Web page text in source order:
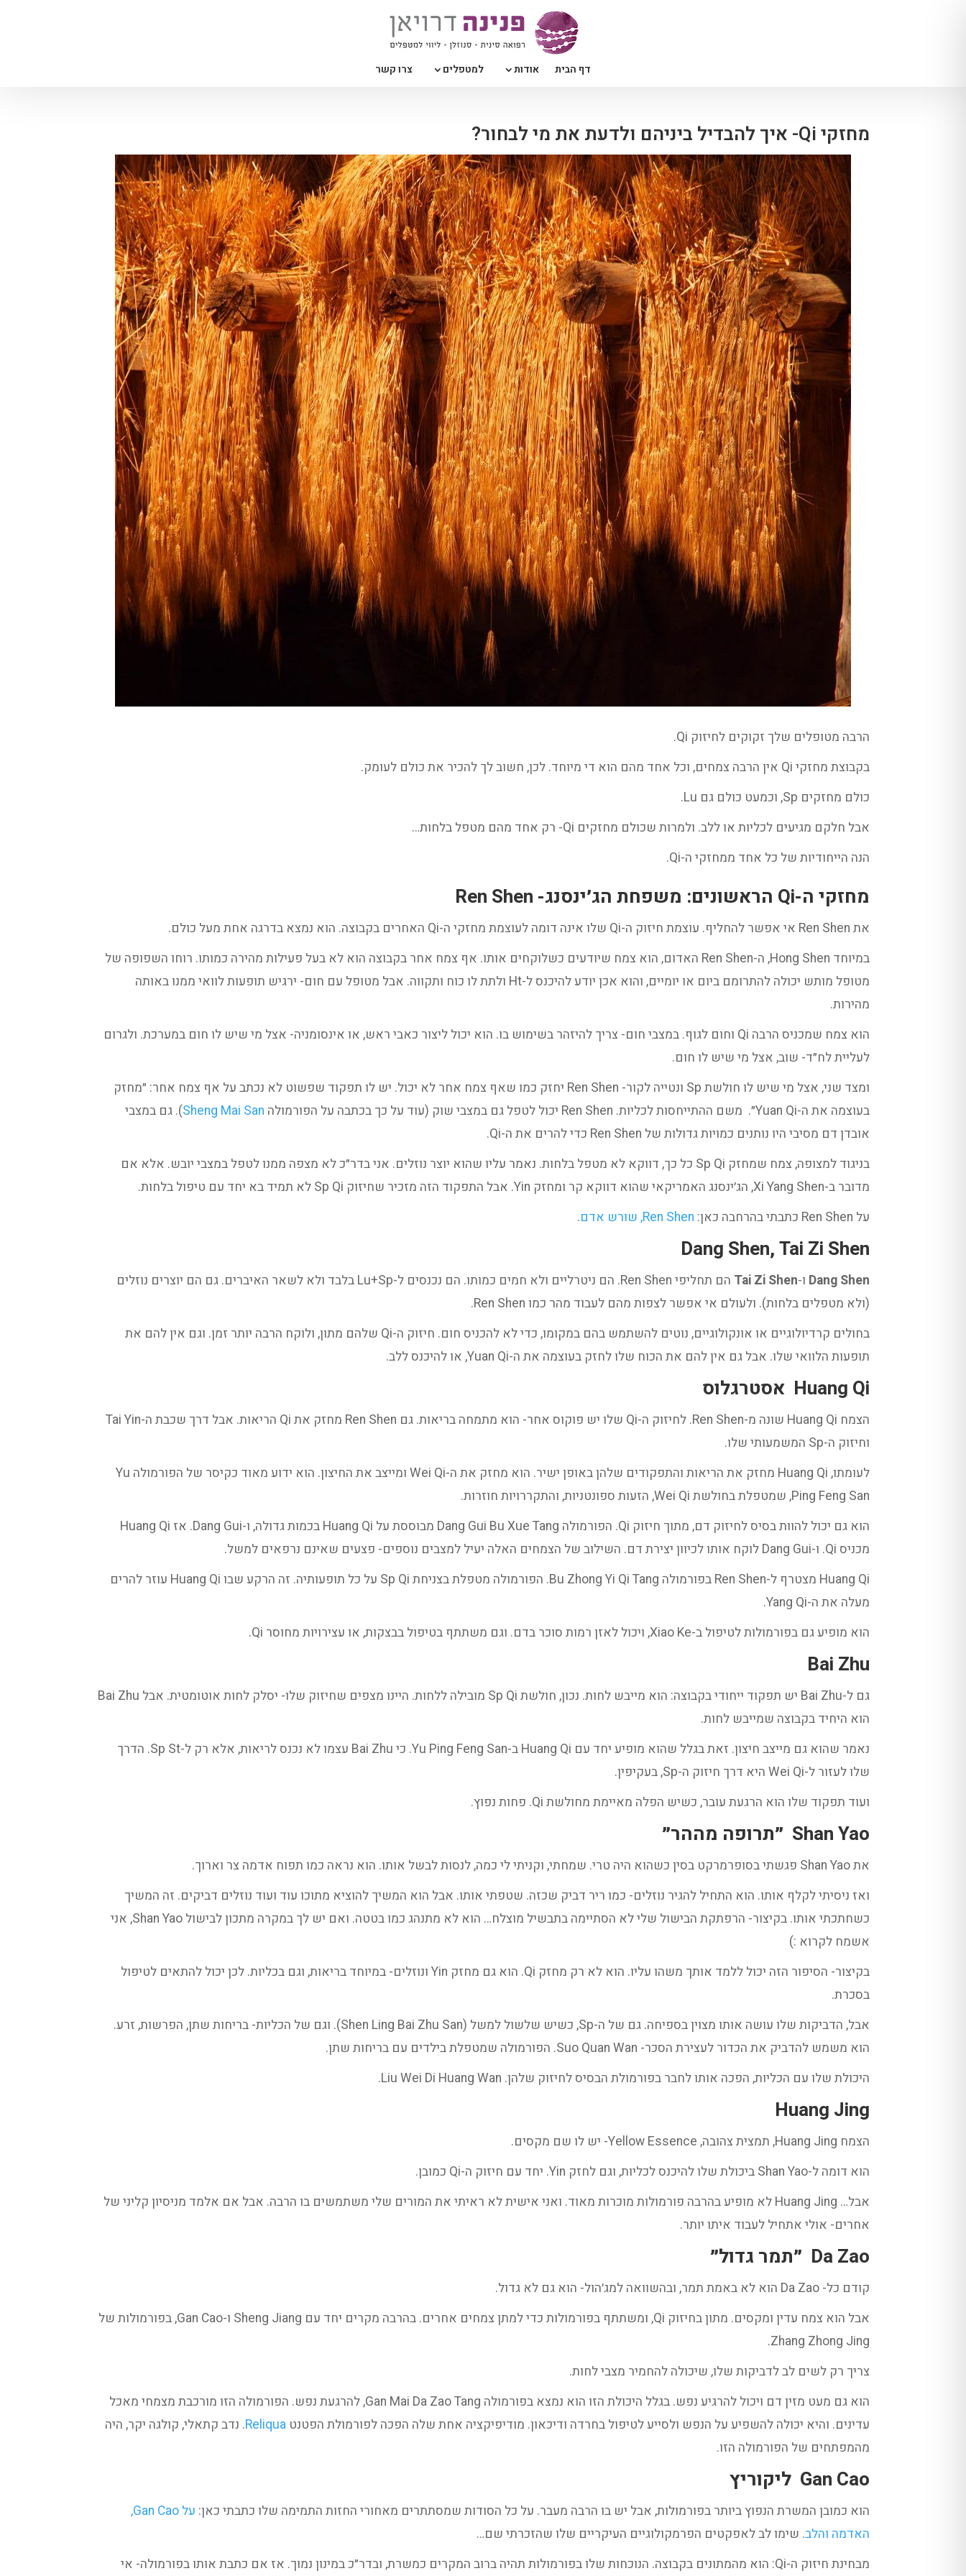
דף הבית אודות למטפלים צרו קשר
מחזקי Qi- איך להבדיל ביניהם ולדעת את מי לבחור?
הרבה מטופלים שלך זקוקים לחיזוק Qi.
בקבוצת מחזקי Qi אין הרבה צמחים, וכל אחד מהם הוא די מיוחד. לכן, חשוב לך להכיר את כולם לעומק.
כולם מחזקים Sp, וכמעט כולם גם Lu.
אבל חלקם מגיעים לכליות או ללב. ולמרות שכולם מחזקים Qi- רק אחד מהם מטפל בלחות…
הנה הייחודיות של כל אחד ממחזקי ה-Qi.
מחזקי ה-Qi הראשונים: משפחת הג׳ינסנג- Ren Shen
את Ren Shen אי אפשר להחליף. עוצמת חיזוק ה-Qi שלו אינה דומה לעוצמת מחזקי ה-Qi האחרים בקבוצה. הוא נמצא בדרגה אחת מעל כולם.
במיוחד Hong Shen, ה-Ren Shen האדום, הוא צמח שיודעים כשלוקחים אותו. אף צמח אחר בקבוצה הוא לא בעל פעילות מהירה כמותו. רוחו השפופה של
מטופל מותש יכולה להתרומם ביום או יומיים, והוא אכן יודע להיכנס ל-Ht ולתת לו כוח ותקווה. אבל מטופל עם חום- ירגיש תופעות לוואי ממנו באותה
מהירות.
הוא צמח שמכניס הרבה Qi וחום לגוף. במצבי חום- צריך להיזהר בשימוש בו. הוא יכול ליצור כאבי ראש, או אינסומניה- אצל מי שיש לו חום במערכת. ולגרום
לעליית לח״ד- שוב, אצל מי שיש לו חום.
ומצד שני, אצל מי שיש לו חולשת Sp ונטייה לקור- Ren Shen יחזק כמו שאף צמח אחר לא יכול.
יש לו תפקוד שפשוט לא נכתב על אף צמח אחר: ״מחזק
בעוצמה את ה-Yuan Qi״. משם ההתייחסות לכליות. Ren Shen יכול לטפל גם במצבי שוק (עוד על כך בכתבה על הפורמולה
Sheng Mai San). גם במצבי
אובדן דם מסיבי היו נותנים כמויות גדולות של Ren Shen כדי להרים את ה-Qi.
בניגוד למצופה, צמח שמחזק Sp Qi כל כך, דווקא לא מטפל בלחות. נאמר עליו שהוא יוצר נוזלים. אני בדר״כ לא מצפה ממנו לטפל במצבי יובש. אלא אם
מדובר ב-Xi Yang Shen, הג׳ינסנג האמריקאי שהוא דווקא קר ומחזק Yin. אבל התפקוד הזה מזכיר שחיזוק Sp Qi לא תמיד בא יחד עם טיפול בלחות.
על Ren Shen כתבתי בהרחבה כאן:
Ren Shen, שורש אדם .
Dang Shen, Tai Zi Shen
Dang Shen ו-Tai Zi Shen
הם תחליפי Ren Shen. הם ניטרליים ולא חמים כמותו. הם נכנסים ל-Lu+Sp בלבד ולא לשאר האיברים. גם הם יוצרים נוזלים
(ולא מטפלים בלחות). ולעולם אי אפשר לצפות מהם לעבוד מהר כמו Ren Shen.
בחולים קרדיולוגיים או אונקולוגיים, נוטים להשתמש בהם במקומו, כדי לא להכניס חום. חיזוק ה-Qi שלהם מתון, ולוקח הרבה יותר זמן. וגם אין להם את
תופעות הלוואי שלו. אבל גם אין להם את הכוח שלו לחזק בעוצמה את ה-Yuan Qi, או להיכנס ללב.
Huang Qi אסטרגלוס
הצמח Huang Qi שונה מ-Ren Shen. לחיזוק ה-Qi שלו יש פוקוס אחר- הוא מתמחה בריאות. גם Ren Shen מחזק את Qi הריאות. אבל דרך שכבת ה-Tai Yin
וחיזוק ה-Sp המשמעותי שלו.
לעומתו, Huang Qi מחזק את הריאות והתפקודים שלהן באופן ישיר. הוא מחזק את ה-Wei Qi ומייצב את החיצון. הוא ידוע מאוד כקיסר של הפורמולה Yu
Ping Feng San, שמטפלת בחולשת Wei Qi, הזעות ספונטניות, והתקררויות חוזרות.
הוא גם יכול להוות בסיס לחיזוק דם, מתוך חיזוק Qi. הפורמולה Dang Gui Bu Xue Tang מבוססת על Huang Qi בכמות גדולה, ו-Dang Gui. אז Huang Qi
מכניס Qi. ו-Dang Gui
לוקח אותו לכיוון יצירת דם. השילוב של הצמחים האלה יעיל למצבים נוספים- פצעים שאינם נרפאים למשל.
Huang Qi מצטרף ל-Ren Shen בפורמולה Bu Zhong Yi Qi Tang. הפורמולה מטפלת בצניחת Sp Qi על כל תופעותיה. זה הרקע שבו Huang Qi עוזר להרים
מעלה את ה-Yang Qi.
הוא מופיע גם בפורמולות לטיפול ב-Xiao Ke, ויכול לאזן רמות סוכר בדם. וגם משתתף בטיפול בבצקות, או עצירויות מחוסר Qi.
Bai Zhu
גם ל-Bai Zhu יש תפקוד ייחודי בקבוצה: הוא מייבש לחות. נכון, חולשת Sp Qi מובילה ללחות. היינו מצפים שחיזוק שלו- יסלק לחות אוטומטית. אבל Bai Zhu
הוא היחיד בקבוצה שמייבש לחות.
נאמר שהוא גם מייצב חיצון. זאת בגלל שהוא מופיע יחד עם Huang Qi ב-Yu Ping Feng San. כי Bai Zhu עצמו לא נכנס לריאות, אלא רק ל-Sp St. הדרך
שלו לעזור ל-Wei Qi היא דרך חיזוק ה-Sp, בעקיפין.
ועוד תפקוד שלו הוא הרגעת עובר, כשיש הפלה מאיימת מחולשת Qi. פחות נפוץ.
Shan Yao ״תרופה מההר״
את Shan Yao פגשתי בסופרמרקט בסין כשהוא היה טרי. שמחתי, וקניתי לי כמה, לנסות לבשל אותו. הוא נראה כמו תפוח אדמה צר וארוך.
ואז ניסיתי לקלף אותו. הוא התחיל להגיר נוזלים- כמו ריר דביק שכזה. שטפתי אותו. אבל הוא המשיך להוציא מתוכו עוד ועוד נוזלים דביקים. זה המשיך
כשחתכתי אותו. בקיצור- הרפתקת הבישול שלי לא הסתיימה בתבשיל מוצלח… הוא לא מתנהג כמו בטטה. ואם יש לך במקרה מתכון לבישול Shan Yao, אני
אשמח לקרוא :)
בקיצור- הסיפור הזה יכול ללמד אותך משהו עליו. הוא לא רק מחזק Qi. הוא גם מחזק Yin ונוזלים- במיוחד בריאות, וגם בכליות. לכן יכול להתאים לטיפול
בסכרת.
אבל, הדביקות שלו עושה אותו מצוין בספיחה. גם של ה-Sp, כשיש שלשול למשל (Shen Ling Bai Zhu San). וגם של הכליות- בריחות שתן, הפרשות, זרע.
הוא משמש להדביק את הכדור לעצירת הסכר- Suo Quan Wan. הפורמולה שמטפלת בילדים עם בריחות שתן.
היכולת שלו עם הכליות, הפכה אותו לחבר בפורמולת הבסיס לחיזוק שלהן. Liu Wei Di Huang Wan.
Huang Jing
הצמח Huang Jing, תמצית צהובה, Yellow Essence- יש לו שם מקסים.
הוא דומה ל-Shan Yao ביכולת שלו להיכנס לכליות, וגם לחזק Yin. יחד עם חיזוק ה-Qi כמובן.
אבל… Huang Jing לא מופיע בהרבה פורמולות מוכרות מאוד. ואני אישית לא ראיתי את המורים שלי משתמשים בו הרבה. אבל אם אלמד מניסיון קליני של
אחרים- אולי אתחיל לעבוד איתו יותר.
Da Zao ״תמר גדול״
קודם כל- Da Zao הוא לא באמת תמר, ובהשוואה למג׳הול- הוא גם לא גדול.
אבל הוא צמח עדין ומקסים. מתון בחיזוק Qi, ומשתתף בפורמולות כדי למתן צמחים אחרים. בהרבה מקרים יחד עם Sheng Jiang ו-Gan Cao, בפורמולות של
Zhang Zhong Jing.
צריך רק לשים לב לדביקות שלו, שיכולה להחמיר מצבי לחות.
הוא גם מעט מזין דם ויכול להרגיע נפש. בגלל היכולת הזו הוא נמצא בפורמולה Gan Mai Da Zao Tang, להרגעת נפש. הפורמולה הזו מורכבת מצמחי מאכל
עדינים. והיא יכולה להשפיע על הנפש ולסייע לטיפול בחרדה ודיכאון. מודיפיקציה אחת שלה הפכה לפורמולת הפטנטReliqua. נדב קתאלי, קולגה יקר, היה
מהמפתחים של הפורמולה הזו.
Gan Cao ליקוריץ
הוא כמובן המשרת הנפוץ ביותר בפורמולות, אבל יש בו הרבה מעבר. על כל הסודות שמסתתרים מאחורי החזות התמימה שלו כתבתי כאן:
על Gan Cao,
האדמה והלב. שימו לב לאפקטים הפרמקולוגיים העיקריים שלו שהזכרתי שם…
מבחינת חיזוק ה-Qi: הוא מהמתונים בקבוצה. הנוכחות שלו בפורמולות תהיה ברוב המקרים כמשרת, ובדר״כ במינון נמוך. אז אם כתבת אותו בפורמולה- אי